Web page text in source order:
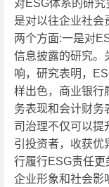
对ESG体系的研
是对以往企业社会
两个方面:一是对
信息披露的研究。
响，研究表明，
样出色，商业银行
务表现和会计财务
司治理不仅可以提
引投资者，收获优
行履行ESG责任
企业形象和社会影